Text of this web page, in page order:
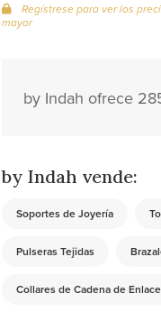
Regístrese para ver los
mayor
by Indah ofrece
by Indah vende:
Soportes de Joyería
Pulseras Tejidas
Collares de Cadena de Enlace